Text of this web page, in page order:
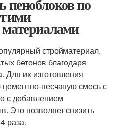
пеноблоков по
стройматериал,
бетонов благодаря
Для их изготовления
цементно-песчаную смесь с
с добавлением
Это позволяет снизить
раза.